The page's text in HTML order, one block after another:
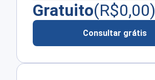
Gratuito(R$0,00)
Consultar grátis